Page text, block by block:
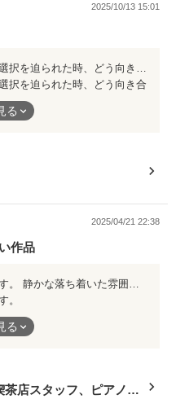
ー)】
む
む
2025/10/13 15:01
等身大の悩み、誰もがその狭間で選択を迫られた時、どう向き合うのかをじっくり描いていた作品です。 共に過ごした日々、お互いの関係、壊したくないモノ。 様々をもし、短い期間で回答を迫られたら？をリアルに考えさせられます。 短編ながらもしっかりとメリハリがあり、引き込まれる作品です。 ドキドキあり、胸キュンあり、ワクワクありの作品です。
択を迫られた時、どう向き合
す。
れたら？をリアルに考えさせ
あり、引き込まれる作品で
ワクありの作品です。
る
2025/04/21 22:38
作品
。
アノのＢＧＭを聴きながら読
いていて、登場人物の感情に
る
店スタッフ、ピアノバ